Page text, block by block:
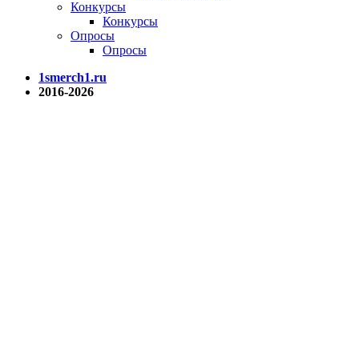
Конкурсы
Конкурсы
Опросы
Опросы
1smerch1.ru
2016-2026